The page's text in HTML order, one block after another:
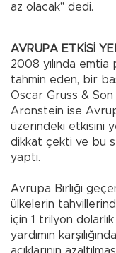
az olacak" dedi.
AVRUPA ETKİSİ
2008 yılında emtia
tahmin eden, bir
Oscar Gruss & Son
Aronstein ise
üzerindeki etkisini
dikkat çekti ve bu
yaptı.
Avrupa Birliği
ülkelerin
için 1 trilyon
yardımın